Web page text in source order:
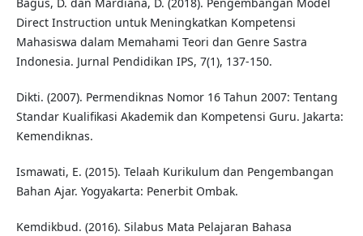
Bagus, D. dan Mardiana, D. (2018). Pengembangan Model
Direct Instruction untuk Meningkatkan Kompetensi
Mahasiswa dalam Memahami Teori dan Genre Sastra
Indonesia. Jurnal Pendidikan IPS, 7(1), 137-150.
Dikti. (2007). Permendiknas Nomor 16 Tahun 2007: Tentang
Standar Kualifikasi Akademik dan Kompetensi Guru. Jakarta:
Kemendiknas.
Ismawati, E. (2015). Telaah Kurikulum dan Pengembangan
Bahan Ajar. Yogyakarta: Penerbit Ombak.
Kemdikbud. (2016). Silabus Mata Pelajaran Bahasa